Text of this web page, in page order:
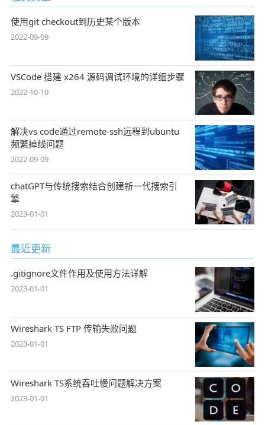
使用git checkout到历史某个版本
2022-09-09
VSCode 搭建 x264 源码调试环境的详细步骤
2022-10-10
解决vs code通过remote-ssh远程到ubuntu
频繁掉线问题
2022-09-09
chatGPT与传统搜索结合创建新一代搜索引
擎
2023-01-01
最近更新
.gitignore文件作用及使用方法详解
2023-01-01
Wireshark TS FTP 传输失败问题
2023-01-01
Wireshark TS系统吞吐慢问题解决方案
2023-01-01